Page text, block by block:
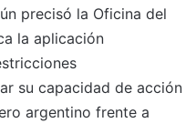
precisó la Oficina del
la aplicación
su capacidad de acción
argentino frente a